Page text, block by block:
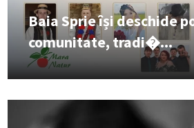
Baia Sprie își deschide
comunitate, tradi�...